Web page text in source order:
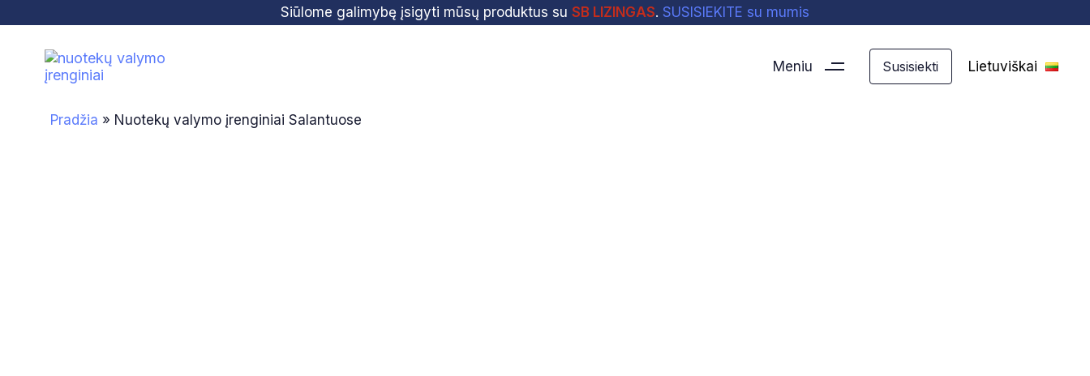
primary
navigation
Skip
Siūlome galimybę įsigyti mūsų produktus su SB LIZINGAS. SUSISIEKITE su mumis
Meniu Susisiekti Lietuviškai
Pradžia » Nuotekų valymo įrenginiai Salantuose